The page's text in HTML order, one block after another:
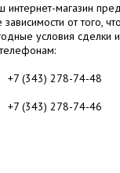
интернет-магазин
зависимости от того,
условия сделки
+7 (343) 278-74-48
+7 (343) 278-74-46